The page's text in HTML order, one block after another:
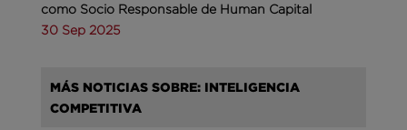
como Socio Responsable de Human Capital
30 Sep 2025
MÁS NOTICIAS SOBRE: INTELIGENCIA
COMPETITIVA